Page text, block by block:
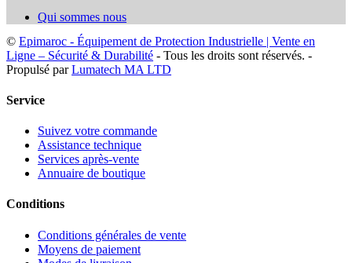
Qui sommes nous
© Epimaroc - Équipement de Protection Industrielle | Vente en
Ligne – Sécurité & Durabilité - Tous les droits sont réservés. -
Propulsé parLumatech MA LTD
Service
Suivez votre commande
Assistance technique
Services après-vente
Annuaire de boutique
Conditions
Conditions générales de vente
Moyens de paiement